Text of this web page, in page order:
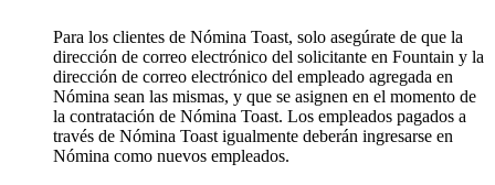
Para los clientes de Nómina Toast, solo asegúrate de que la
dirección de correo electrónico del solicitante en Fountain y la
dirección de correo electrónico del empleado agregada en
Nómina sean las mismas, y que se asignen en el momento de
la contratación de Nómina Toast. Los empleados pagados a
través de Nómina Toast igualmente deberán ingresarse en
Nómina como nuevos empleados.